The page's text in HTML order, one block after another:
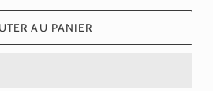
AU PANIER